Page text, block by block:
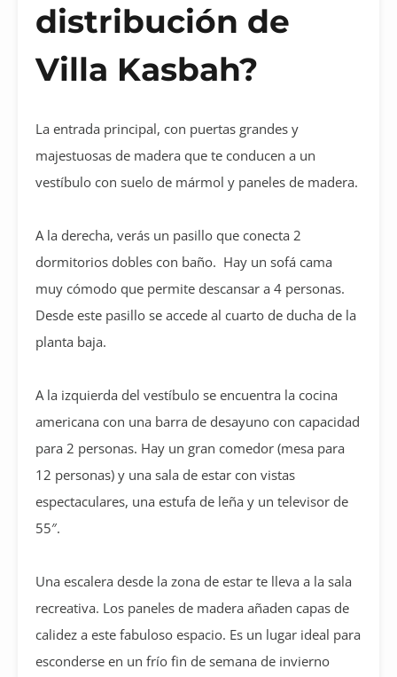
distribución de
Villa Kasbah?
La entrada principal, con puertas grandes y
majestuosas de madera que te conducen a un
vestíbulo con suelo de mármol y paneles de madera.
A la derecha, verás un pasillo que conecta 2
dormitorios dobles con baño. Hay un sofá cama
muy cómodo que permite descansar a 4 personas.
Desde este pasillo se accede al cuarto de ducha de la
planta baja.
A la izquierda del vestíbulo se encuentra la cocina
americana con una barra de desayuno con capacidad
para 2 personas. Hay un gran comedor (mesa para
12 personas) y una sala de estar con vistas
espectaculares, una estufa de leña y un televisor de
55″.
Una escalera desde la zona de estar te lleva a la sala
recreativa. Los paneles de madera añaden capas de
calidez a este fabuloso espacio. Es un lugar ideal para
esconderse en un frío fin de semana de invierno